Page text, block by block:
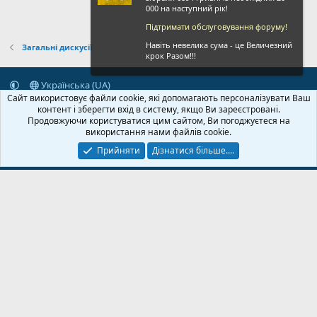
Загальні дискусії
Українська (UA)
Зворотній зв'язок
Умови і правила
Політика конфіденційності
Дoпoмoга
Головна
R
S
S
© 2020-2026 FPVUA.ORG Розроблено:Magshifter
000 на наступний рік!
Підтримати обслуговування форуму!
Навіть невелика сума - це Величезний
крок Разом!!!
Сайт використовує файли cookie, які допомагають персоналізувати Ваш
контент і зберегти вхід в систему, якщо Ви зареєстровані.
Продовжуючи користуватися цим сайтом, Ви погоджуєтеся на
використання нами файлів cookie.
Прийняти
Дізнатися більше....